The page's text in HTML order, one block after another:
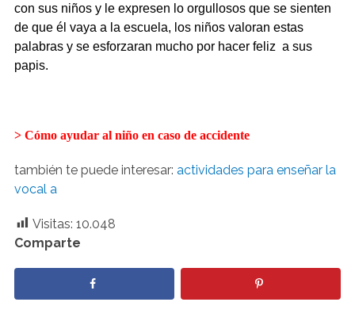
con sus niños y le expresen lo orgullosos que se sienten
de que él vaya a la escuela, los niños valoran estas
palabras y se esforzaran mucho por hacer feliz a sus
papis.
> Cómo ayudar al niño en caso de accidente
también te puede interesar: actividades para enseñar la
vocal a
Visitas: 10.048
Comparte